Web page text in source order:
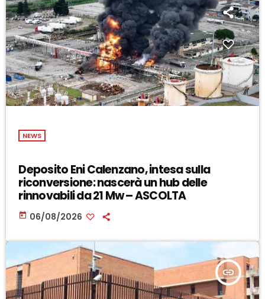
NEWS
Deposito Eni Calenzano, intesa sulla
riconversione: nascerà un hub delle
rinnovabili da 21 Mw – ASCOLTA
today 06/08/2026
insert_link